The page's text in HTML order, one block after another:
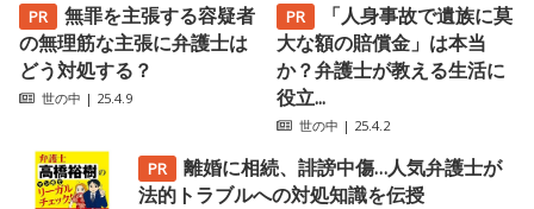
無罪を主張する容疑者
の無理筋な主張に弁護士は
どう対処する？
世の中 | 25.4.9
「人身事故で遺族に莫
大な額の賠償金」は本当
か？弁護士が教える生活に
役立...
世の中 | 25.4.2
離婚に相続、誹謗中傷…人気弁護士が
法的トラブルへの対処知識を伝授